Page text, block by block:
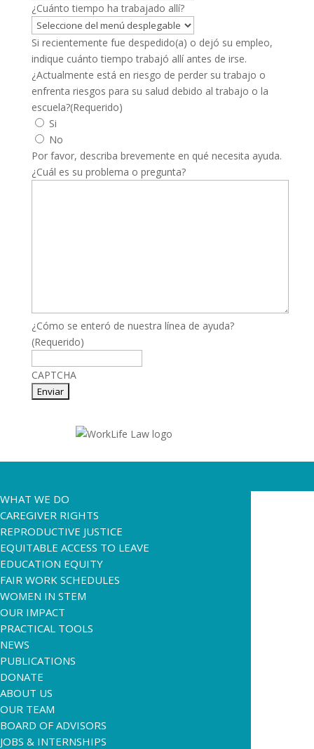
¿Cuánto tiempo ha trabajado allí?
Si recientemente fue despedido(a) o dejó su empleo,
indique cuánto tiempo trabajó allí antes de irse.
¿Actualmente está en riesgo de perder su trabajo o
enfrenta riesgos para su salud debido al trabajo o la
escuela?(Requerido)
Si
No
Por favor, describa brevemente en qué necesita ayuda.
¿Cuál es su problema o pregunta?
¿Cómo se enteró de nuestra línea de ayuda?
(Requerido)
CAPTCHA
WHAT WE DO
CAREGIVER RIGHTS
REPRODUCTIVE JUSTICE
EQUITABLE ACCESS TO LEAVE
EDUCATION EQUITY
FAIR WORK SCHEDULES
WOMEN IN STEM
OUR IMPACT
PRACTICAL TOOLS
NEWS
PUBLICATIONS
DONATE
ABOUT US
OUR TEAM
BOARD OF ADVISORS
JOBS & INTERNSHIPS